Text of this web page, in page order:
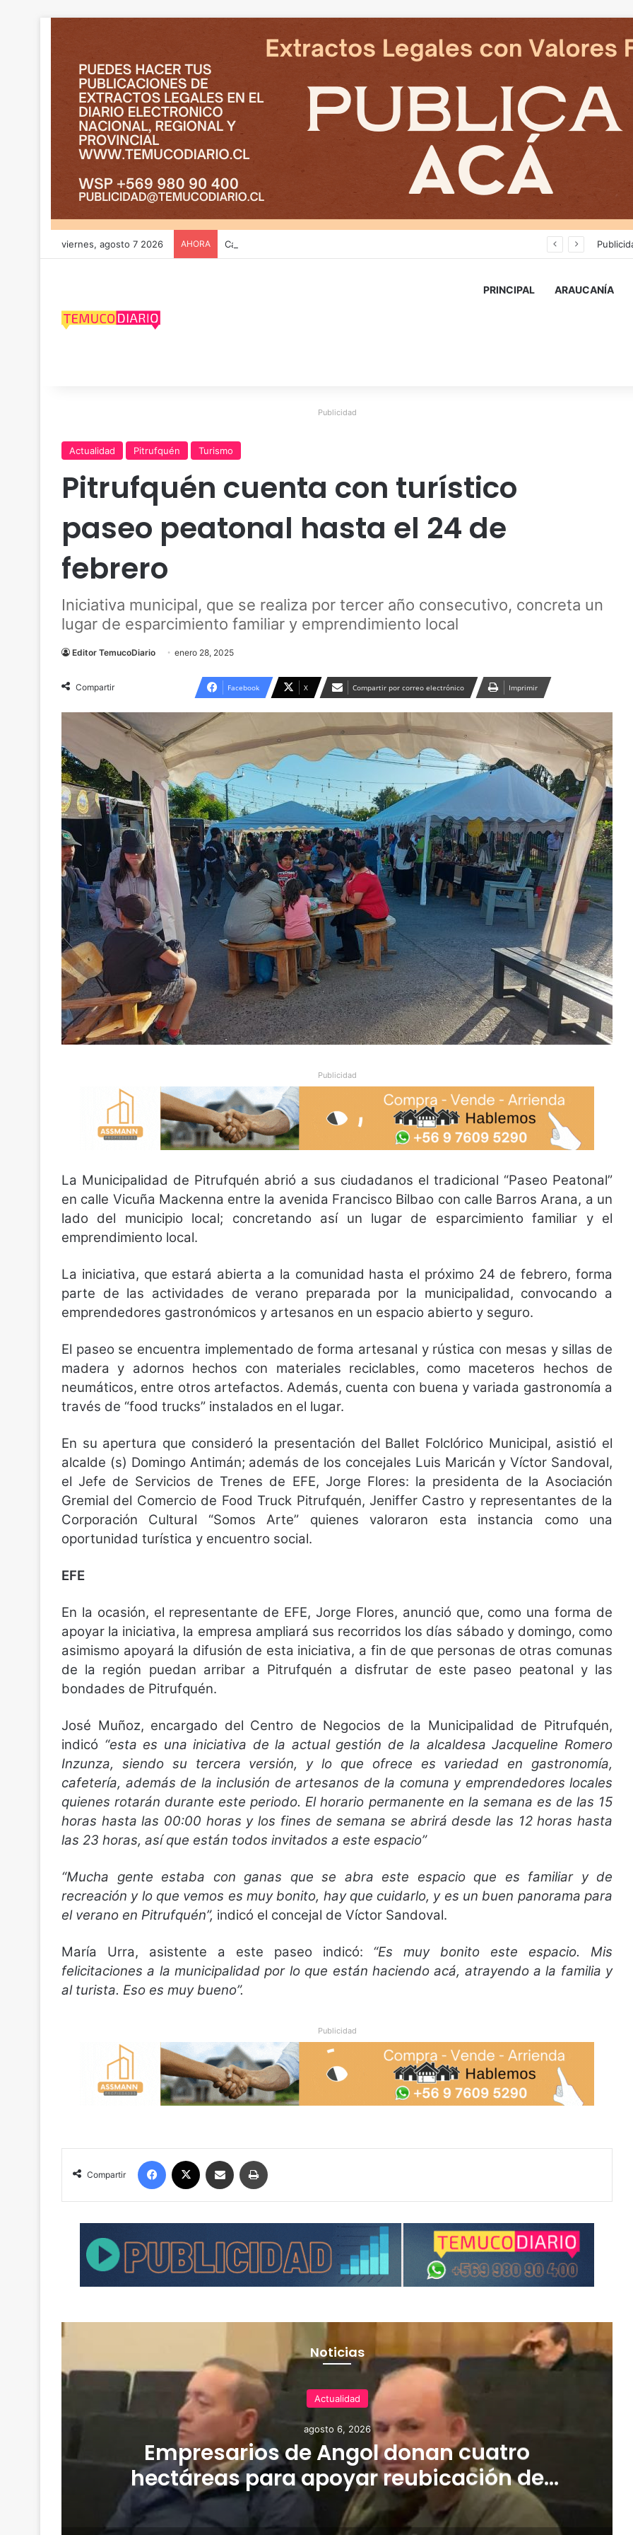
viernes, agosto 7 2026 AHORA
PRINCIPAL ARAUCANÍA
Publicidad
Actualidad Pitrufquén Turismo
Pitrufquén cuenta con turístico
paseo peatonal hasta el 24 de
febrero
Iniciativa municipal, que se realiza por tercer año consecutivo, concreta un
lugar de esparcimiento familiar y emprendimiento local
Editor TemucoDiario enero 28, 2025
Compartir Facebook X Compartir por correo electrónico Imprimir
Publicidad
La Municipalidad de Pitrufquén abrió a sus ciudadanos el tradicional “Paseo Peatonal”
en calle Vicuña Mackenna entre la avenida Francisco Bilbao con calle Barros Arana, a un
lado del municipio local; concretando así un lugar de esparcimiento familiar y el
emprendimiento local.
La iniciativa, que estará abierta a la comunidad hasta el próximo 24 de febrero, forma
parte de las actividades de verano preparada por la municipalidad, convocando a
emprendedores gastronómicos y artesanos en un espacio abierto y seguro.
El paseo se encuentra implementado de forma artesanal y rústica con mesas y sillas de
madera y adornos hechos con materiales reciclables, como maceteros hechos de
neumáticos, entre otros artefactos. Además, cuenta con buena y variada gastronomía a
través de “food trucks” instalados en el lugar.
En su apertura que consideró la presentación del Ballet Folclórico Municipal, asistió el
alcalde (s) Domingo Antimán; además de los concejales Luis Maricán y Víctor Sandoval,
el Jefe de Servicios de Trenes de EFE, Jorge Flores: la presidenta de la Asociación
Gremial del Comercio de Food Truck Pitrufquén, Jeniffer Castro y representantes de la
Corporación Cultural “Somos Arte” quienes valoraron esta instancia como una
oportunidad turística y encuentro social.
EFE
En la ocasión, el representante de EFE, Jorge Flores, anunció que, como una forma de
apoyar la iniciativa, la empresa ampliará sus recorridos los días sábado y domingo, como
asimismo apoyará la difusión de esta iniciativa, a fin de que personas de otras comunas
de la región puedan arribar a Pitrufquén a disfrutar de este paseo peatonal y las
bondades de Pitrufquén.
José Muñoz, encargado del Centro de Negocios de la Municipalidad de Pitrufquén,
indicó “esta es una iniciativa de la actual gestión de la alcaldesa Jacqueline Romero
Inzunza, siendo su tercera versión, y lo que ofrece es variedad en gastronomía,
cafetería, además de la inclusión de artesanos de la comuna y emprendedores locales
quienes rotarán durante este periodo. El horario permanente en la semana es de las 15
horas hasta las 00:00 horas y los fines de semana se abrirá desde las 12 horas hasta
las 23 horas, así que están todos invitados a este espacio”
“Mucha gente estaba con ganas que se abra este espacio que es familiar y de
recreación y lo que vemos es muy bonito, hay que cuidarlo, y es un buen panorama para
el verano en Pitrufquén”, indicó el concejal de Víctor Sandoval.
María Urra, asistente a este paseo indicó: “Es muy bonito este espacio. Mis
felicitaciones a la municipalidad por lo que están haciendo acá, atrayendo a la familia y
al turista. Eso es muy bueno”.
Publicidad
Compartir
Noticias
Actualidad
agosto 6, 2026
Empresarios de Angol donan cuatro
hectáreas para apoyar reubicación de
familias afectadas por inundaciones